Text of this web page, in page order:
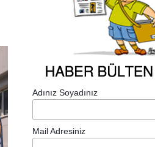
Adınız Soyadınız
Mail Adresiniz